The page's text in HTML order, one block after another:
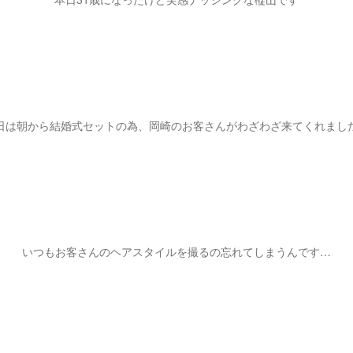
は朝から結婚式セットの為、岡崎のお客さんがわざわざ来てくれまし
いつもお客さんのヘアスタイルを撮るの忘れてしまうんです…